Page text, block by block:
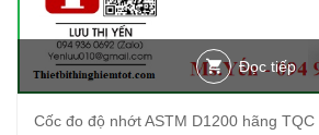
Đọc tiếp
Cốc đo độ nhớt ASTM D1200 hãng TQC